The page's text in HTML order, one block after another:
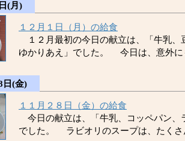
(月)
１２月１日（月）の給食
１２月最初の今日の献立は、「牛乳、
ゆかりあえ」でした。 今日は、意外
日(金)
１１月２８日（金）の給食
今日の献立は、「牛乳、コッペパン、
でした。 ラビオリのスープは、たく